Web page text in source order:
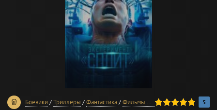
Боевики /Триллеры /Фантастика/Фильмы 2021 года
100 1 2 3 4 5 5